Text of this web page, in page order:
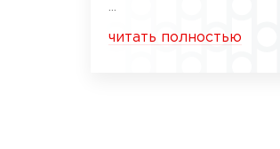
читать полностью